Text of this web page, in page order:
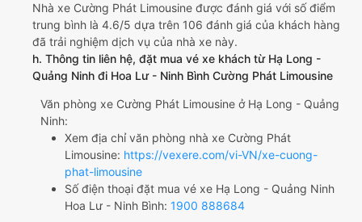
Nhà xe Cường Phát Limousine được đánh giá với số điểm
trung bình là 4.6/5 dựa trên 106 đánh giá của khách hàng
đã trải nghiệm dịch vụ của nhà xe này.
h. Thông tin liên hệ, đặt mua vé xe khách từ Hạ Long -
Quảng Ninh đi Hoa Lư - Ninh Bình Cường Phát Limousine
Văn phòng xe Cường Phát Limousine ở Hạ Long - Quảng
Ninh:
Xem địa chỉ văn phòng nhà xe Cường Phát
Limousine: https://vexere.com/vi-VN/xe-cuong-
phat-limousine
Số điện thoại đặt mua vé xe Hạ Long - Quảng Ninh
Hoa Lư - Ninh Bình: 1900 888684